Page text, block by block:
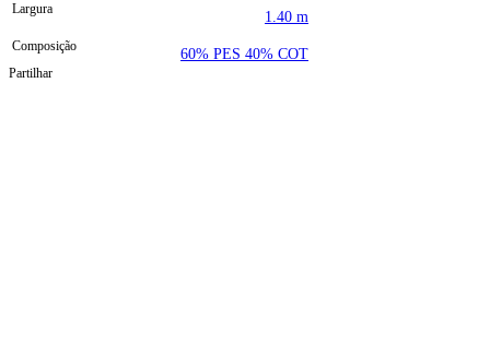
Largura 1.40 m
Composição 60% PES 40% COT
Partilhar